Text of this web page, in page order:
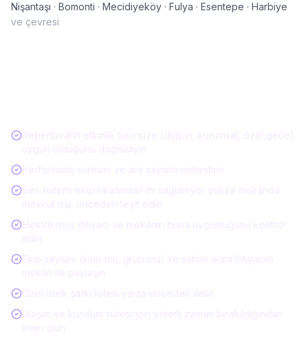
Nişantaşı · Bomonti · Mecidiyeköy · Fulya · Esentepe · Harbiye
ve çevresi